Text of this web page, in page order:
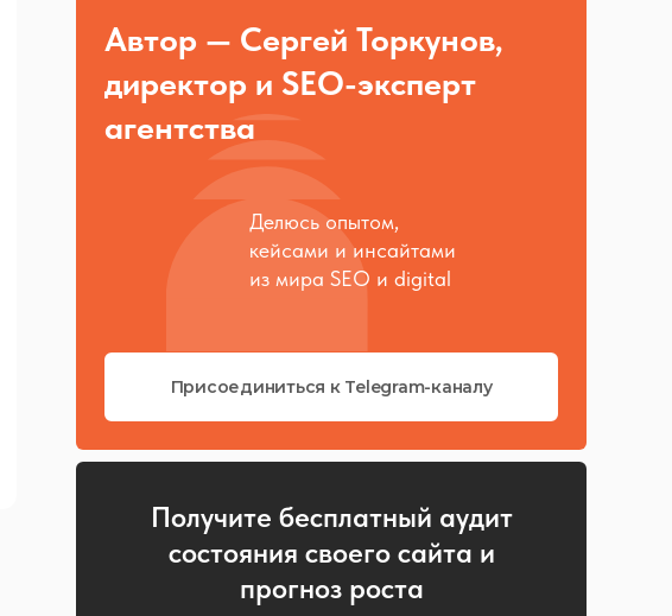
Автор — Сергей Торкунов,
директор и SEO-эксперт
агентства
Получите бесплатный аудит
состояния своего сайта и
прогноз роста
Присоединиться к Telegram-каналу
Делюсь опытом,
кейсами и инсайтами
из мира SEO и digital